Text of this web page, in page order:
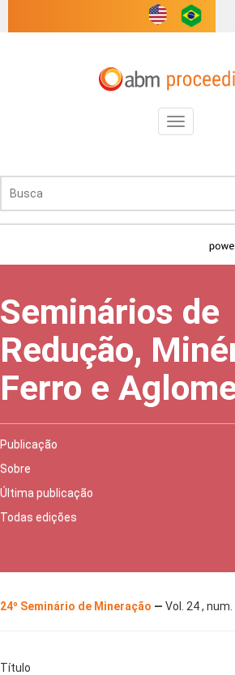
Toggle
navigation
Seminários de
Redução,
Ferro e
Publicação
Sobre
Última publicação
Todas edições
24º Seminário de Mineração — Vol. 24 ,
Título